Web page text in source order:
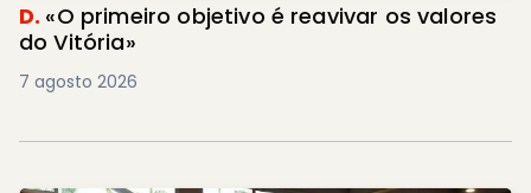
D. «O primeiro objetivo é reavivar os valores
do Vitória»
7 agosto 2026